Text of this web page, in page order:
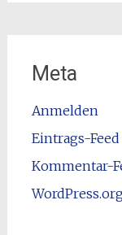
Meta
Anmelden
Eintrags-Feed
Kommentar-